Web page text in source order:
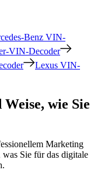
Benz VIN-
VIN-Decoder
Lexus VIN-
wie Sie
Marketing
was Sie für das digitale